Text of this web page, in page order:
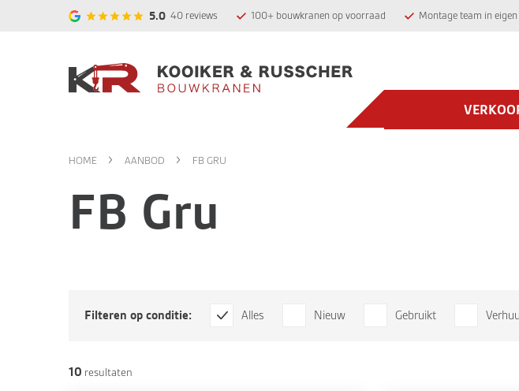
5.0 40 reviews 100+ bouwkranen op voorraad Montage team in
HOME AANBOD FB GRU
FB Gru
Filteren op conditie: Alles Nieuw Gebruikt
10 resultaten